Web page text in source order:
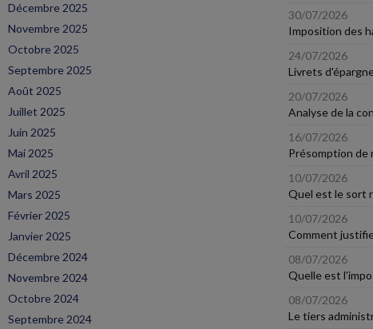
Décembre 2025
Novembre 2025
Octobre 2025
Septembre 2025
Août 2025
Juillet 2025
Juin 2025
Mai 2025
Avril 2025
Mars 2025
Février 2025
Janvier 2025
Décembre 2024
Novembre 2024
Octobre 2024
Septembre 2024
30/07/2026
Imposition des
24/07/2026
Livrets
20/07/2026
Analyse de la
16/07/2026
Présomption de
10/07/2026
Quel est le sort
10/07/2026
Comment
08/07/2026
Quelle est
08/07/2026
Le tiers